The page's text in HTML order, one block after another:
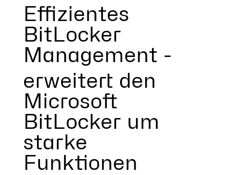
Effizientes
BitLocker
Management -
erweitert den
Microsoft
BitLocker um
starke
Funktionen